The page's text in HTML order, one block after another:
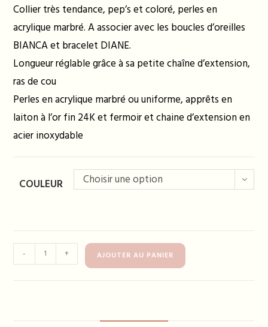
Collier très tendance, pep’s et coloré, perles en
acrylique marbré. A associer avec les boucles d’oreilles
BIANCA et bracelet DIANE.
Longueur réglable grâce à sa petite chaîne d’extension,
ras de cou
Perles en acrylique marbré ou uniforme, apprêts en
laiton à l’or fin 24K et fermoir et chaine d’extension en
acier inoxydable
COULEUR Choisir une option
de
- + AJOUTER AU PANIER